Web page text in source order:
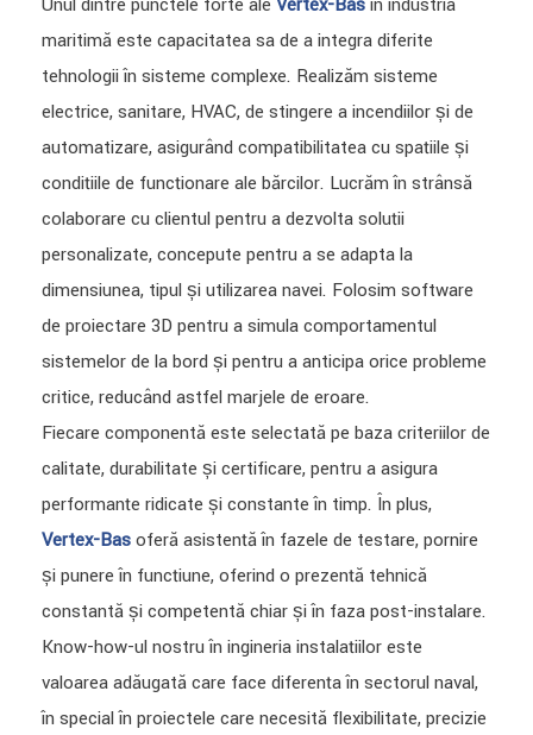
Unul dintre punctele forte ale Vertex-Basîn industria
maritimă este capacitatea sa de a integra diferite
tehnologii în sisteme complexe. Realizăm sisteme
electrice, sanitare, HVAC, de stingere a incendiilor și de
automatizare, asigurând compatibilitatea cu spațiile și
condițiile de funcționare ale bărcilor. Lucrăm în strânsă
colaborare cu clientul pentru a dezvolta soluții
personalizate, concepute pentru a se adapta la
dimensiunea, tipul și utilizarea navei. Folosim software
de proiectare 3D pentru a simula comportamentul
sistemelor de la bord și pentru a anticipa orice probleme
critice, reducând astfel marjele de eroare.
Fiecare componentă este selectată pe baza criteriilor de
calitate, durabilitate și certificare, pentru a asigura
performanțe ridicate și constante în timp. În plus,
Vertex-Basoferă asistență în fazele de testare, pornire
și punere în funcțiune, oferind o prezență tehnică
constantă și competentă chiar și în faza post-instalare.
Know-how-ul nostru în ingineria instalațiilor este
valoarea adăugată care face diferența în sectorul naval,
în special în proiectele care necesită flexibilitate, precizie